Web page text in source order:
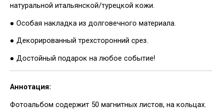
натуральной итальянской/турецкой кожи.
● Особая накладка из долговечного материала.
● Декорированный трехсторонний срез.
● Достойный подарок на любое событие!
Аннотация:
Фотоальбом содержит 50 магнитных листов, на кольцах.